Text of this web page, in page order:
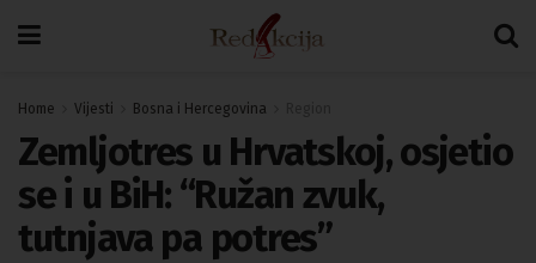
Home Vijesti Bosna i Hercegovina
Zemljotres u Hrvatskoj, osjetio
se i u BiH: “Ružan zvuk,
tutnjava pa potres”